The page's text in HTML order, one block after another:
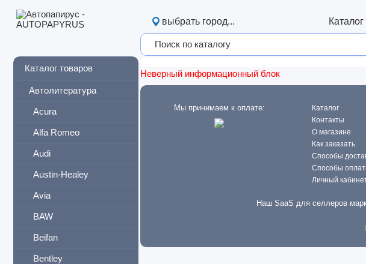
Каталог товаров
Автолитература
Acura
Alfa Romeo
Audi
Austin-Healey
Avia
BAW
Beifan
Bentley
выбрать город... Каталог
Неверный информационный блок
Мы принимаем к оплате:
Каталог
Контакты
О магазине
Как заказать
Способы
Способы
Личный
Наш SaaS для селлеров